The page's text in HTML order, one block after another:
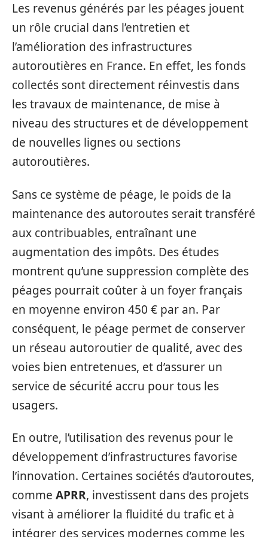
Les revenus générés par les péages jouent
un rôle crucial dans l’entretien et
l’amélioration des infrastructures
autoroutières en France. En effet, les fonds
collectés sont directement réinvestis dans
les travaux de maintenance, de mise à
niveau des structures et de développement
de nouvelles lignes ou sections
autoroutières.
Sans ce système de péage, le poids de la
maintenance des autoroutes serait transféré
aux contribuables, entraînant une
augmentation des impôts. Des études
montrent qu’une suppression complète des
péages pourrait coûter à un foyer français
en moyenne environ 450 € par an. Par
conséquent, le péage permet de conserver
un réseau autoroutier de qualité, avec des
voies bien entretenues, et d’assurer un
service de sécurité accru pour tous les
usagers.
En outre, l’utilisation des revenus pour le
développement d’infrastructures favorise
l’innovation. Certaines sociétés d’autoroutes,
comme APRR, investissent dans des projets
visant à améliorer la fluidité du trafic et à
intégrer des services modernes comme les